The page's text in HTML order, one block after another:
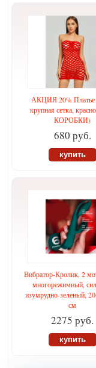
АКЦИЯ 20% Платье
крупная сетка,
КОРОБКИ)
680 руб.
купить
Вибратор-Кролик, 2
многорежимный,
изумрудно-зеленый,
см
2275 руб.
купить